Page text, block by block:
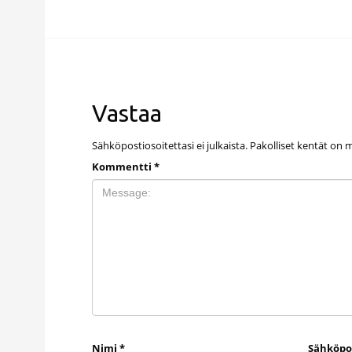
Vastaa
Sähköpostiosoitettasi ei julkaista. Pakolliset kentät on
Kommentti *
Nimi *